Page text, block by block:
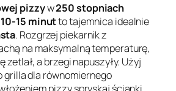
pizzyw250 stopniach
10-15 minutto tajemnica idealnie
. Rozgrzej piekarnik z
na maksymalną temperaturę,
zetlał, a brzegi napuszyły. Użyj
grilla dla równomiernego